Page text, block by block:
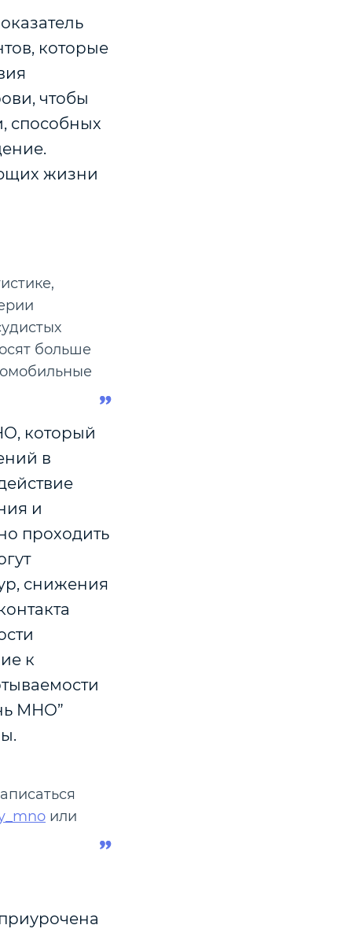
которые
чтобы
способных
жизни
больше
который
в
и
проходить
снижения
к
МНО”
или